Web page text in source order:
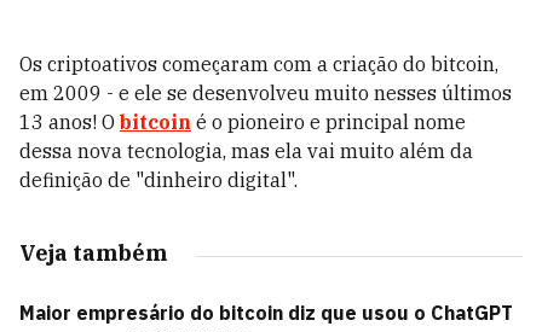
Os criptoativos começaram com a criação do bitcoin,
em 2009 - e ele se desenvolveu muito nesses últimos
13 anos! O bitcoin é o pioneiro e principal nome
dessa nova tecnologia, mas ela vai muito além da
definição de "dinheiro digital".
Veja também
Maior empresário do bitcoin diz que usou o ChatGPT